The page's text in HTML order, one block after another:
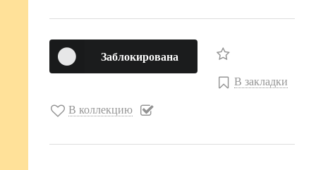
Заблокирована
В закладки
В коллекцию